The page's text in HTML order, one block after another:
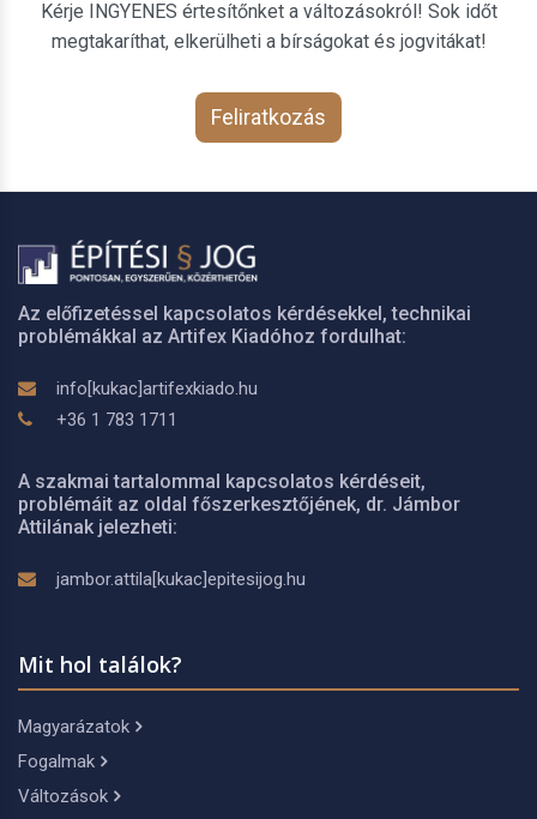
Kérje INGYENES értesítőnket a változásokról! Sok időt
megtakaríthat, elkerülheti a bírságokat és jogvitákat!
Feliratkozás
Az előfizetéssel kapcsolatos kérdésekkel, technikai
problémákkal az Artifex Kiadóhoz fordulhat:
info[kukac]artifexkiado.hu
+36 1 783 1711
A szakmai tartalommal kapcsolatos kérdéseit,
problémáit az oldal főszerkesztőjének, dr. Jámbor
Attilának jelezheti:
jambor.attila[kukac]epitesijog.hu
Mit hol találok?
Magyarázatok
Fogalmak
Változások